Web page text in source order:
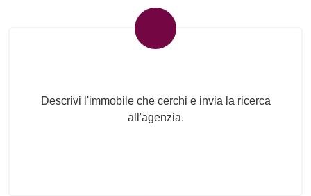
Descrivi l'immobile che cerchi e invia la ricerca
all'agenzia.